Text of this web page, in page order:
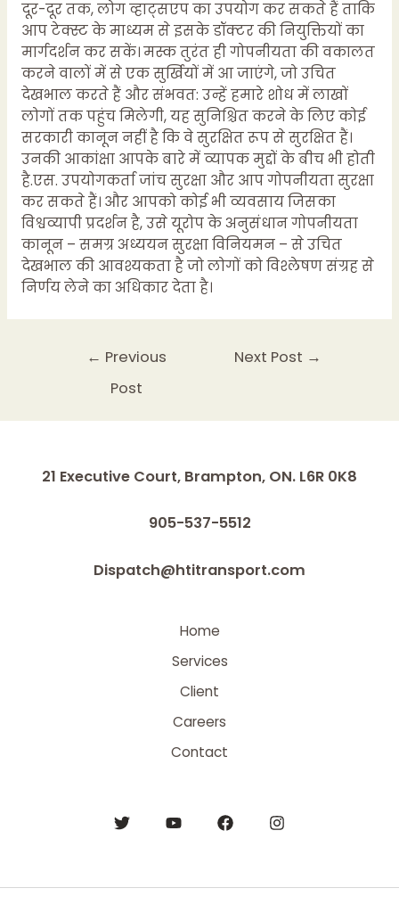
दूर-दूर तक, लोग व्हाट्सएप का उपयोग कर सकते हैं ताकि
आप टेक्स्ट के माध्यम से इसके डॉक्टर की नियुक्तियों का
मार्गदर्शन कर सकें। मस्क तुरंत ही गोपनीयता की वकालत
करने वालों में से एक सुर्खियों में आ जाएंगे, जो उचित
देखभाल करते हैं और संभवत: उन्हें हमारे शोध में लाखों
लोगों तक पहुंच मिलेगी, यह सुनिश्चित करने के लिए कोई
सरकारी कानून नहीं है कि वे सुरक्षित रूप से सुरक्षित हैं।
उनकी आकांक्षा आपके बारे में व्यापक मुद्दों के बीच भी होती
है.एस. उपयोगकर्ता जांच सुरक्षा और आप गोपनीयता सुरक्षा
कर सकते हैं। और आपको कोई भी व्यवसाय जिसका
विश्वव्यापी प्रदर्शन है, उसे यूरोप के अनुसंधान गोपनीयता
कानून – समग्र अध्ययन सुरक्षा विनियमन – से उचित
देखभाल की आवश्यकता है जो लोगों को विश्लेषण संग्रह से
निर्णय लेने का अधिकार देता है।
← Previous
Post
Next Post →
21 Executive Court, Brampton, ON. L6R 0K8
905-537-5512
Dispatch@htitransport.com
Home
Services
Client
Careers
Contact